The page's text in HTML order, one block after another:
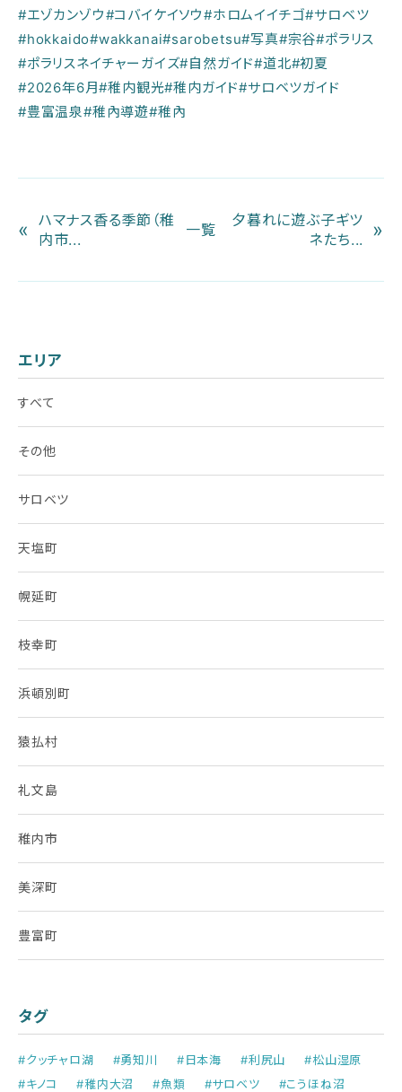
#エゾカンゾウ#コバイケイソウ#ホロムイイチゴ#サロベツ
#hokkaido#wakkanai#sarobetsu#写真#宗谷#ポラリス
#ポラリスネイチャーガイズ#自然ガイド#道北#初夏
#2026年6月#稚内観光#稚内ガイド#サロベツガイド
#豊富温泉#稚內導遊#稚內
«
ハマナス香る季節（稚
内市...
一覧
夕暮れに遊ぶ子ギツ
ネたち...
»
エリア
すべて
その他
サロベツ
天塩町
幌延町
枝幸町
浜頓別町
猿払村
礼文島
稚内市
美深町
豊富町
タグ
#クッチャロ湖 #勇知川 #日本海 #利尻山
#松山湿原
#キノコ
#稚内大沼 #魚類 #サロベツ
#こうほね沼